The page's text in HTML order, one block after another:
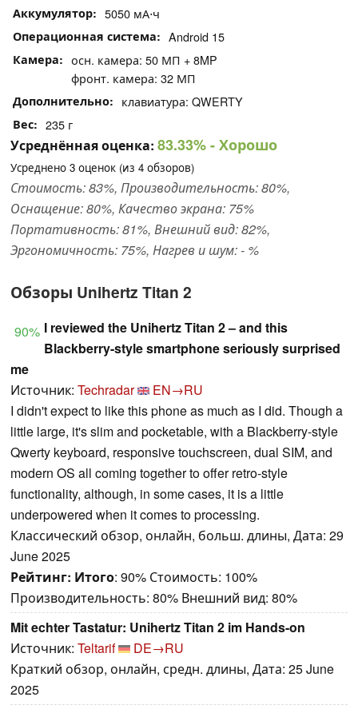
Аккумулятор 5050 мА⋅ч
Операционная система Android 15
Камера
осн. камера: 50 МП + 8MP
фронт. камера: 32 МП
Дополнительно клавиатура: QWERTY
Вес 235 г
Усреднённая оценка: 83.33%- Хорошо
Усреднено 3 оценок (из 4 обзоров)
Стоимость: 83%, Производительность: 80%,
Оснащение: 80%, Качество экрана: 75%
Портативность: 81%, Внешний вид: 82%,
Эргономичность: 75%, Нагрев и шум: - %
Обзоры Unihertz Titan 2
90% I reviewed the Unihertz Titan 2 – and this
Blackberry-style smartphone seriously surprised
me
Источник: Techradar
EN→RU
I didn't expect to like this phone as much as I did. Though a
little large, it's slim and pocketable, with a Blackberry-style
Qwerty keyboard, responsive touchscreen, dual SIM, and
modern OS all coming together to offer retro-style
functionality, although, in some cases, it is a little
underpowered when it comes to processing.
Классический обзор, онлайн, больш. длины, Дата: 29
June 2025
Рейтинг: Итого: 90% Стоимость: 100%
Производительность: 80% Внешний вид: 80%
Mit echter Tastatur: Unihertz Titan 2 im Hands-on
Источник: Teltarif
DE→RU
Краткий обзор, онлайн, средн. длины, Дата: 25 June
2025